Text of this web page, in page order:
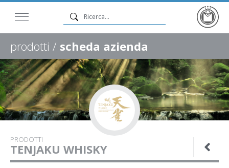
prodotti / scheda azienda
PRODOTTI
TENJAKU WHISKY